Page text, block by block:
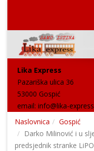
Lika Express
Pazariška ulica 36
53000 Gospić
email: info@lika-
Naslovnica
Gospić
Darko Milinović i u
predsjednik stranke LiPO